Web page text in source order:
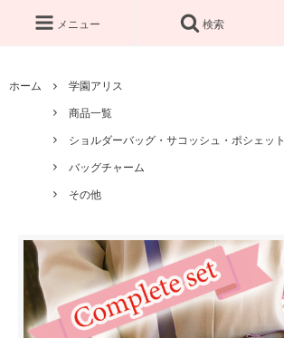
メニュー 検索
ホーム
学園アリス
商品一覧
ショルダーバッグ・サコッシュ・ポシェット
バッグチャーム
その他